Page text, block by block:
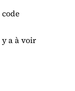
a à voir